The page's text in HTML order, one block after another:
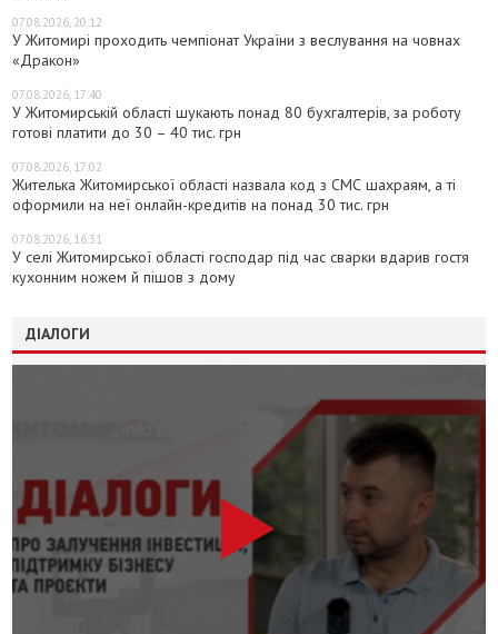
07.08.2026, 20:12
У Житомирі проходить чемпіонат України з веслування на човнах
«Дракон»
07.08.2026, 17:40
У Житомирській області шукають понад 80 бухгалтерів, за роботу
готові платити до 30 – 40 тис. грн
07.08.2026, 17:02
Жителька Житомирської області назвала код з СМС шахраям, а ті
оформили на неї онлайн-кредитів на понад 30 тис. грн
07.08.2026, 16:31
У селі Житомирської області господар під час сварки вдарив гостя
кухонним ножем й пішов з дому
ДІАЛОГИ